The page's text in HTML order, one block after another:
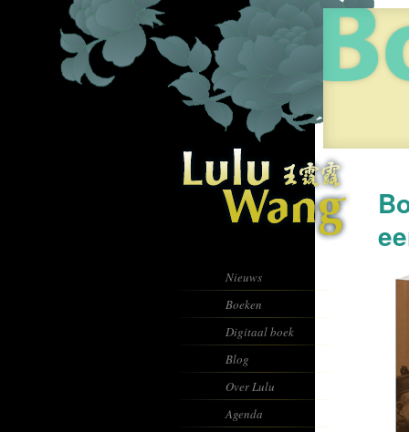
Nieuws
Boeken
Digitaal boek
Blog
Over Lulu
Agenda